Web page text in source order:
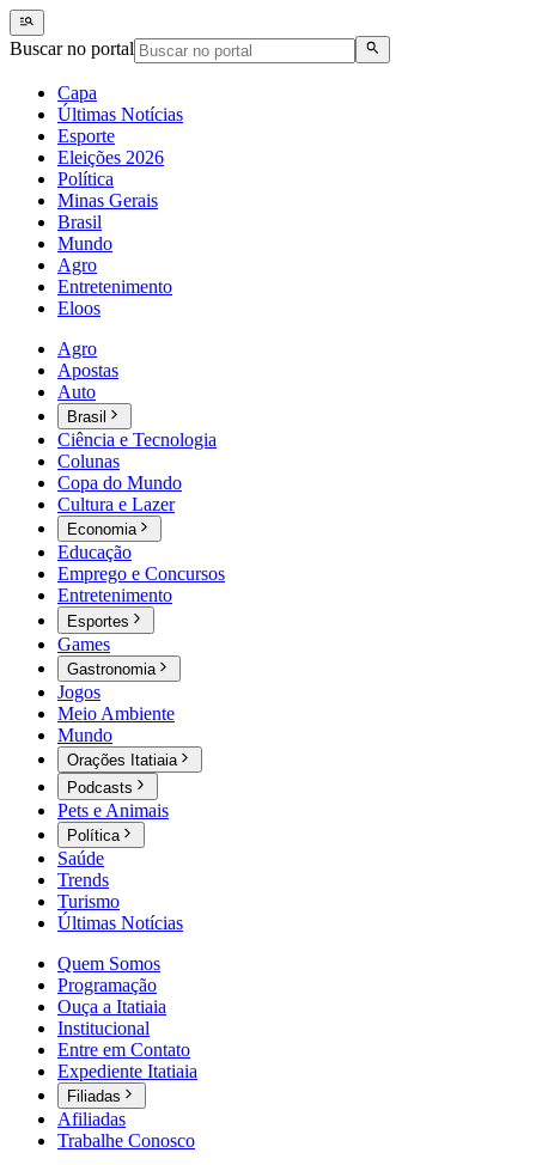
Buscar no portal
Capa
Últimas Notícias
Esporte
Eleições 2026
Política
Minas Gerais
Brasil
Mundo
Agro
Entretenimento
Eloos
Agro
Apostas
Auto
Brasil
Ciência e Tecnologia
Colunas
Copa do Mundo
Cultura e Lazer
Economia
Educação
Emprego e Concursos
Entretenimento
Esportes
Games
Gastronomia
Jogos
Meio Ambiente
Mundo
Orações Itatiaia
Podcasts
Pets e Animais
Política
Saúde
Trends
Turismo
Últimas Notícias
Quem Somos
Programação
Ouça a Itatiaia
Institucional
Entre em Contato
Expediente Itatiaia
Filiadas
Afiliadas
Trabalhe Conosco